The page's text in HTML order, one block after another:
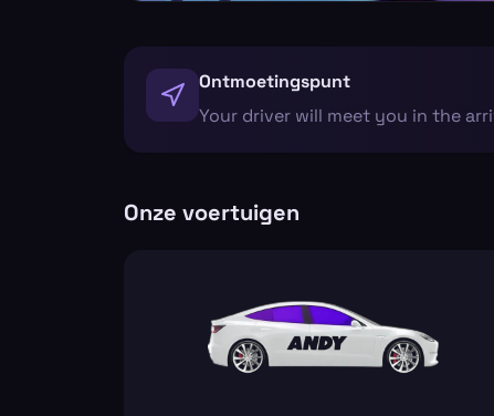
Ontmoetingspunt
Your driver will meet you in the
Onze voertuigen